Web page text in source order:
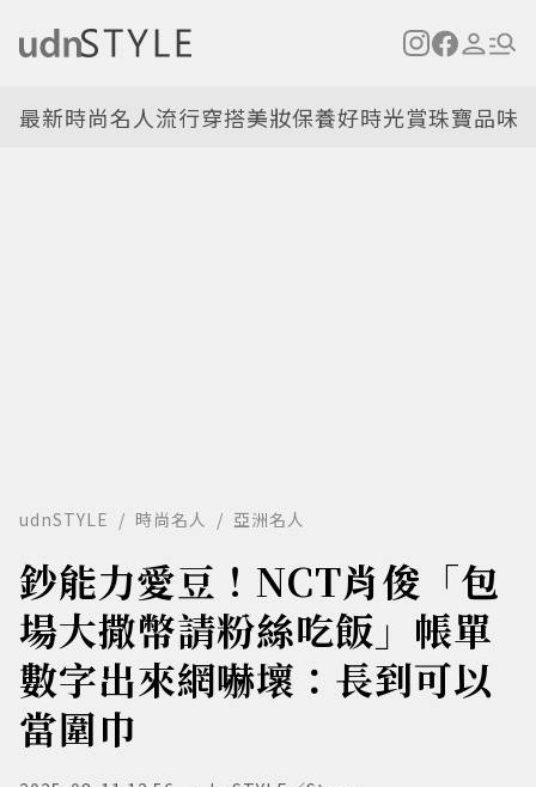
最新時尚名人流行穿搭美妝保養好時光賞珠寶品味
udnSTYLE 時尚名人 亞洲名人
鈔能力愛豆！NCT肖俊「包
場大撒幣請粉絲吃飯」帳單
數字出來網嚇壞：長到可以
當圍巾